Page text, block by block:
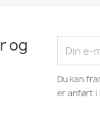
og
Du kan
er anført i